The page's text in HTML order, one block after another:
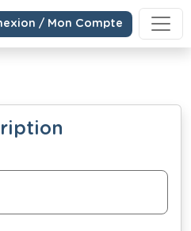
/ Mon Compte